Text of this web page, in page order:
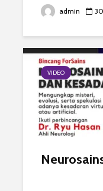
admin
VIDEO